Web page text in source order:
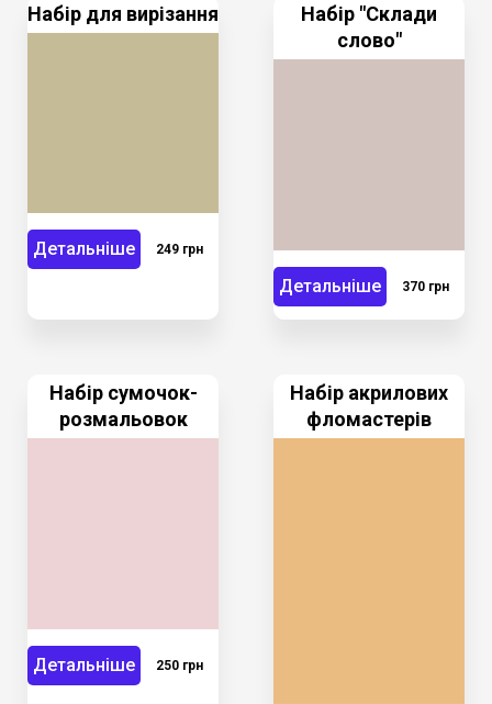
Набір для вирізання
Детальніше 249 грн
Набір "Склади
слово"
Детальніше 370 грн
Набір сумочок-
розмальовок
Детальніше 250 грн
Набір акрилових
фломастерів